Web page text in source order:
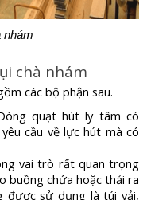
nhám
chà nhám
các bộ phận sau.
quạt hút ly tâm có
cầu về lực hút mà có
vai trò rất quan trọng
buồng chứa hoặc thải ra
được sử dụng là túi vải,